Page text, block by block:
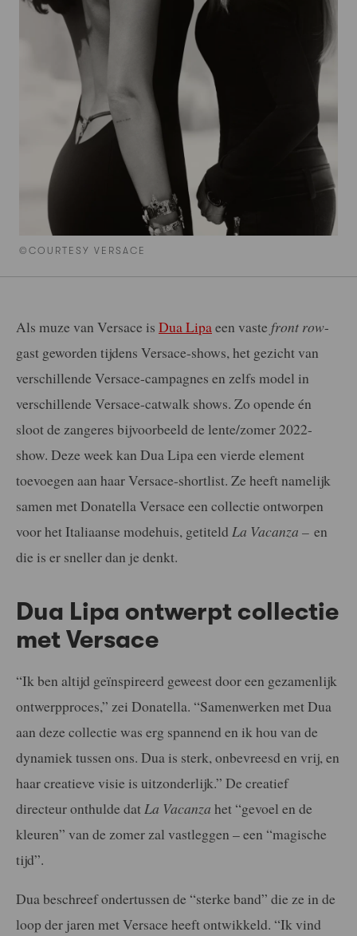
©COURTESY VERSACE
Als muze van Versace is Dua Lipa een vaste front row-
gast geworden tijdens Versace-shows, het gezicht van
verschillende Versace-campagnes en zelfs model in
verschillende Versace-catwalk shows. Zo opende én
sloot de zangeres bijvoorbeeld de lente/zomer 2022-
show. Deze week kan Dua Lipa een vierde element
toevoegen aan haar Versace-shortlist. Ze heeft namelijk
samen met Donatella Versace een collectie ontworpen
voor het Italiaanse modehuis, getiteld La Vacanza – en
die is er sneller dan je denkt.
Dua Lipa ontwerpt collectie
met Versace
“Ik ben altijd geïnspireerd geweest door een gezamenlijk
ontwerpproces,” zei Donatella. “Samenwerken met Dua
aan deze collectie was erg spannend en ik hou van de
dynamiek tussen ons. Dua is sterk, onbevreesd en vrij, en
haar creatieve visie is uitzonderlijk.” De creatief
directeur onthulde dat La Vacanza het “gevoel en de
kleuren” van de zomer zal vastleggen – een “magische
tijd”.
Dua beschreef ondertussen de “sterke band” die ze in de
loop der jaren met Versace heeft ontwikkeld. “Ik vind